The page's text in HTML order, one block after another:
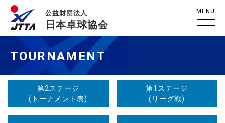
公益財団法人
日本卓球協会
MENU
TOURNAMENT
第2ステージ
(トーナメント表)
第1ステージ
(リーグ戦)